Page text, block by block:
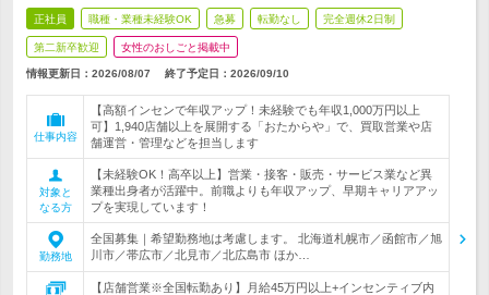
正社員 職種・業種未経験OK 急募 転勤なし 完全週休2日制
第二新卒歓迎 女性のおしごと掲載中
情報更新日：2026/08/07 終了予定日： 2026/09/10
仕事内容
【高額インセンで年収アップ！未経験でも年収1,000万円以上
可】1,940店舗以上を展開する「おたからや」で、買取営業や店
舗運営・管理などを担当します
対象と
なる方
【未経験OK！高卒以上】営業・接客・販売・サービス業など異
業種出身者が活躍中。前職よりも年収アップ、早期キャリアアッ
プを実現しています！
勤務地
全国募集｜希望勤務地は考慮します。 北海道札幌市／函館市／旭
川市／帯広市／北見市／北広島市 ほか…
【店舗営業※全国転勤あり】月給45万円以上+インセンティブ内